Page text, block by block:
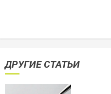
ДРУГИЕ СТАТЬИ